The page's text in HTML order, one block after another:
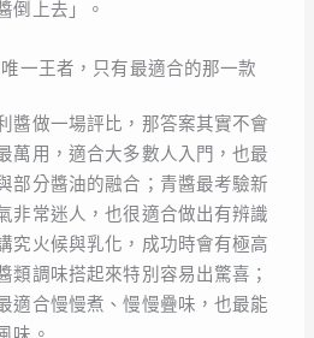
倒上去」。
一王者，只有最適合的那一款
醬做一場評比，那答案其實不會
萬用，適合大多數人入門，也最
部分醬油的融合；青醬最考驗新
非常迷人，也很適合做出有辨識
究火候與乳化，成功時會有極高
類調味搭起來特別容易出驚喜；
適合慢慢煮、慢慢疊味，也最能
味。